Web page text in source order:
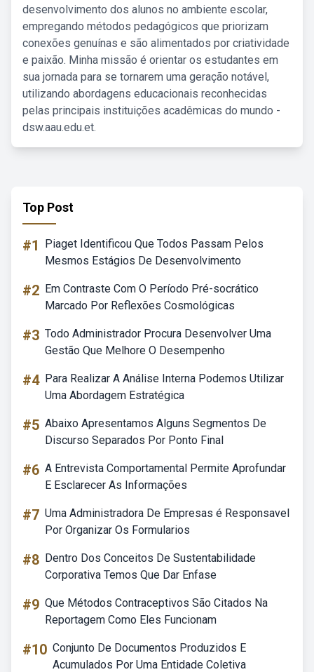
desenvolvimento dos alunos no ambiente escolar,
empregando métodos pedagógicos que priorizam
conexões genuínas e são alimentados por criatividade
e paixão. Minha missão é orientar os estudantes em
sua jornada para se tornarem uma geração notável,
utilizando abordagens educacionais reconhecidas
pelas principais instituições acadêmicas do mundo -
dsw.aau.edu.et.
Top Post
#1
Piaget Identificou Que Todos Passam Pelos
Mesmos Estágios De Desenvolvimento
#2 Em Contraste Com O Período Pré-socrático
Marcado Por Reflexões Cosmológicas
#3 Todo Administrador Procura Desenvolver Uma
Gestão Que Melhore O Desempenho
#4 Para Realizar A Análise Interna Podemos Utilizar
Uma Abordagem Estratégica
#5 Abaixo Apresentamos Alguns Segmentos De
Discurso Separados Por Ponto Final
#6 A Entrevista Comportamental Permite Aprofundar
E Esclarecer As Informações
#7 Uma Administradora De Empresas é Responsavel
Por Organizar Os Formularios
#8 Dentro Dos Conceitos De Sustentabilidade
Corporativa Temos Que Dar Enfase
#9 Que Métodos Contraceptivos São Citados Na
Reportagem Como Eles Funcionam
#10 Conjunto De Documentos Produzidos E
Acumulados Por Uma Entidade Coletiva